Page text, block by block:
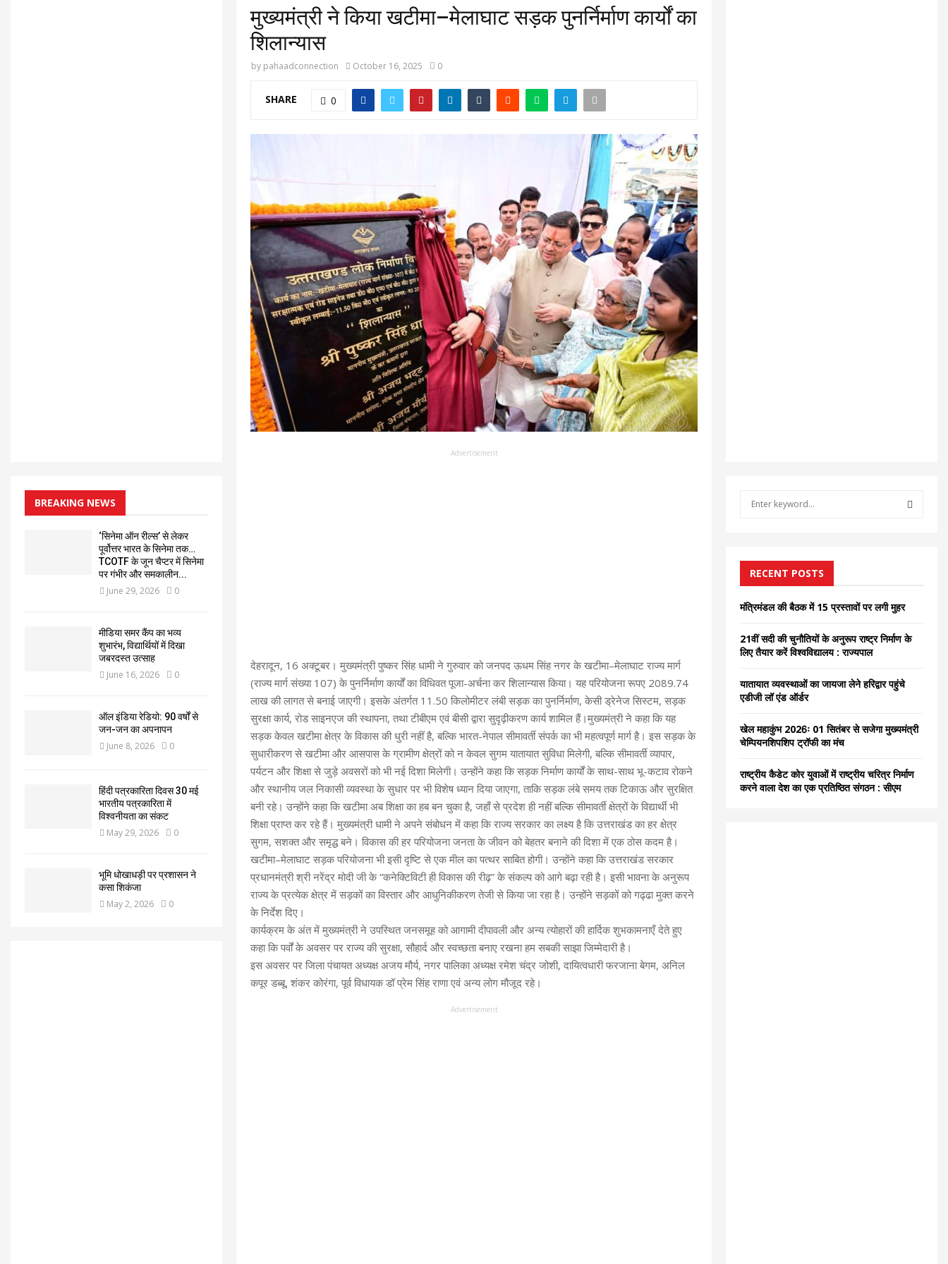
मुख्यमंत्री ने किया खटीमा–मेलाघाट सड़क पुनर्निर्माण कार्यों का
शिलान्यास
by pahaadconnection October 16, 2025 0
SHARE 0
Advertisement
देहरादून, 16 अक्टूबर। मुख्यमंत्री पुष्कर सिंह धामी ने गुरुवार को जनपद ऊधम सिंह नगर के खटीमा–मेलाघाट राज्य मार्ग
(राज्य मार्ग संख्या 107) के पुनर्निर्माण कार्यों का विधिवत पूजा-अर्चना कर शिलान्यास किया। यह परियोजना रूपए 2089.74
लाख की लागत से बनाई जाएगी। इसके अंतर्गत 11.50 किलोमीटर लंबी सड़क का पुनर्निर्माण, केसी ड्रेनेज सिस्टम, सड़क
सुरक्षा कार्य, रोड साइनएज की स्थापना, तथा टीबीएम एवं बीसी द्वारा सुदृढ़ीकरण कार्य शामिल हैं।मुख्यमंत्री ने कहा कि यह
सड़क केवल खटीमा क्षेत्र के विकास की धुरी नहीं है, बल्कि भारत-नेपाल सीमावर्ती संपर्क का भी महत्वपूर्ण मार्ग है। इस सड़क के
सुधारीकरण से खटीमा और आसपास के ग्रामीण क्षेत्रों को न केवल सुगम यातायात सुविधा मिलेगी, बल्कि सीमावर्ती व्यापार,
पर्यटन और शिक्षा से जुड़े अवसरों को भी नई दिशा मिलेगी। उन्होंने कहा कि सड़क निर्माण कार्यों के साथ-साथ भू-कटाव रोकने
और स्थानीय जल निकासी व्यवस्था के सुधार पर भी विशेष ध्यान दिया जाएगा, ताकि सड़क लंबे समय तक टिकाऊ और सुरक्षित
बनी रहे। उन्होंने कहा कि खटीमा अब शिक्षा का हब बन चुका है, जहाँ से प्रदेश ही नहीं बल्कि सीमावर्ती क्षेत्रों के विद्यार्थी भी
शिक्षा प्राप्त कर रहे हैं। मुख्यमंत्री धामी ने अपने संबोधन में कहा कि राज्य सरकार का लक्ष्य है कि उत्तराखंड का हर क्षेत्र
सुगम, सशक्त और समृद्ध बने। विकास की हर परियोजना जनता के जीवन को बेहतर बनाने की दिशा में एक ठोस कदम है।
खटीमा–मेलाघाट सड़क परियोजना भी इसी दृष्टि से एक मील का पत्थर साबित होगी। उन्होंने कहा कि उत्तराखंड सरकार
प्रधानमंत्री श्री नरेंद्र मोदी जी के “कनेक्टिविटी ही विकास की रीढ़” के संकल्प को आगे बढ़ा रही है। इसी भावना के अनुरूप
राज्य के प्रत्येक क्षेत्र में सड़कों का विस्तार और आधुनिकीकरण तेजी से किया जा रहा है। उन्होंने सड़कों को गढ्ढा मुक्त करने
के निर्देश दिए।
कार्यक्रम के अंत में मुख्यमंत्री ने उपस्थित जनसमूह को आगामी दीपावली और अन्य त्योहारों की हार्दिक शुभकामनाएँ देते हुए
कहा कि पर्वों के अवसर पर राज्य की सुरक्षा, सौहार्द और स्वच्छता बनाए रखना हम सबकी साझा जिम्मेदारी है।
इस अवसर पर जिला पंचायत अध्यक्ष अजय मौर्य, नगर पालिका अध्यक्ष रमेश चंद्र जोशी, दायित्वधारी फरजाना बेगम, अनिल
कपूर डब्बू, शंकर कोरंगा, पूर्व विधायक डॉ प्रेम सिंह राणा एवं अन्य लोग मौजूद रहे।
Advertisement
BREAKING NEWS
‘सिनेमा ऑन रील्स’ से लेकर
पूर्वोत्तर भारत के सिनेमा तक…
TCOTF के जून चैप्टर में सिनेमा
पर गंभीर और समकालीन...
June 29, 2026 0
मीडिया समर कैंप का भव्य
शुभारंभ, विद्यार्थियों में दिखा
जबरदस्त उत्साह
June 16, 2026 0
ऑल इंडिया रेडियो: 90 वर्षों से
जन-जन का अपनापन
June 8, 2026 0
हिंदी पत्रकारिता दिवस 30 मई
भारतीय पत्रकारिता में
विश्वनीयता का संकट
May 29, 2026 0
भूमि धोखाधड़ी पर प्रशासन ने
कसा शिकंजा
May 2, 2026 0
f
o
C
RECENT POSTS
मंत्रिमंडल की बैठक में 15 प्रस्तावों पर लगी मुहर
21वीं सदी की चुनौतियों के अनुरूप राष्ट्र निर्माण के
लिए तैयार करें विश्वविद्यालय : राज्यपाल
यातायात व्यवस्थाओं का जायजा लेने हरिद्वार पहुंचे
एडीजी लॉ एंड ऑर्डर
खेल महाकुंभ 2026ः 01 सितंबर से सजेगा मुख्यमंत्री
चेम्पियनशिपशिप ट्रॉफी का मंच
राष्ट्रीय कैडेट कोर युवाओं में राष्ट्रीय चरित्र निर्माण
करने वाला देश का एक प्रतिष्ठित संगठन : सीएम